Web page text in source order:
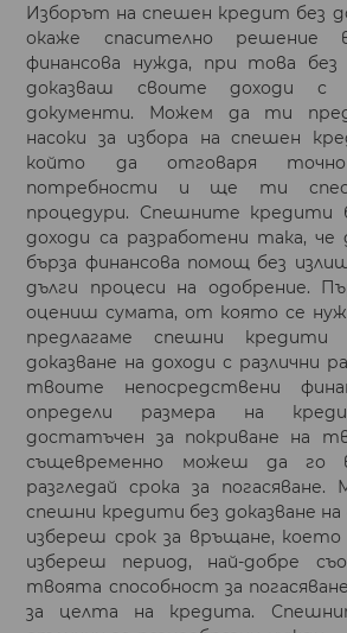
Изборът на спешен кредит без
окаже спасително
финансова нужда, при това без
доказваш своите доходи с
документи. Можем да ти
насоки за избора на спешен
който да отговаря
потребности и ще ти
процедури. Спешните кредити
доходи са разработени така,
бърза финансова помощ без
дълги процеси на одобрение.
оцениш сумата, от която се
предлагаме спешни
доказване на доходи с различни
твоите непосредствени
определи размера на
достатъчен за покриване на
същевременно можеш да го
разгледай срока за
спешни кредити без доказване
избереш срок за връщане, което
избереш период, най-добре
твоята способност за
за целта на кредита.